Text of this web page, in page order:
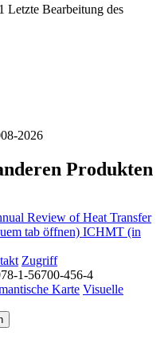
Letzte Bearbeitung des
2026
Produkten
Review of Heat Transfer
tab öffnen) ICHMT (in
Zugriff
1-56700-456-4
Karte Visuelle